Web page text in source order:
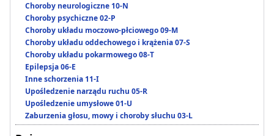
Choroby neurologiczne 10-N
Choroby psychiczne 02-P
Choroby układu moczowo-płciowego 09-M
Choroby układu oddechowego i krążenia 07-S
Choroby układu pokarmowego 08-T
Epilepsja 06-E
Inne schorzenia 11-I
Upośledzenie narządu ruchu 05-R
Upośledzenie umysłowe 01-U
Zaburzenia głosu, mowy i choroby słuchu 03-L